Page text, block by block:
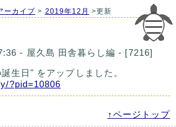
ーカイブ > 2019年12月 >更新
- 屋久島 田舎暮らし編 - [7216]
生日" をアップしました。
?pid=10806
↑ページトップ